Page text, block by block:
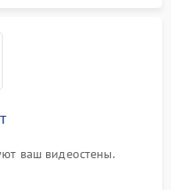
ваш видеостены.